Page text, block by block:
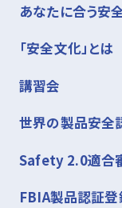
あなたに合う安
「安全文化」とは
講習会
世界の製品安全
Safety 2.0適合
FBIA製品認証